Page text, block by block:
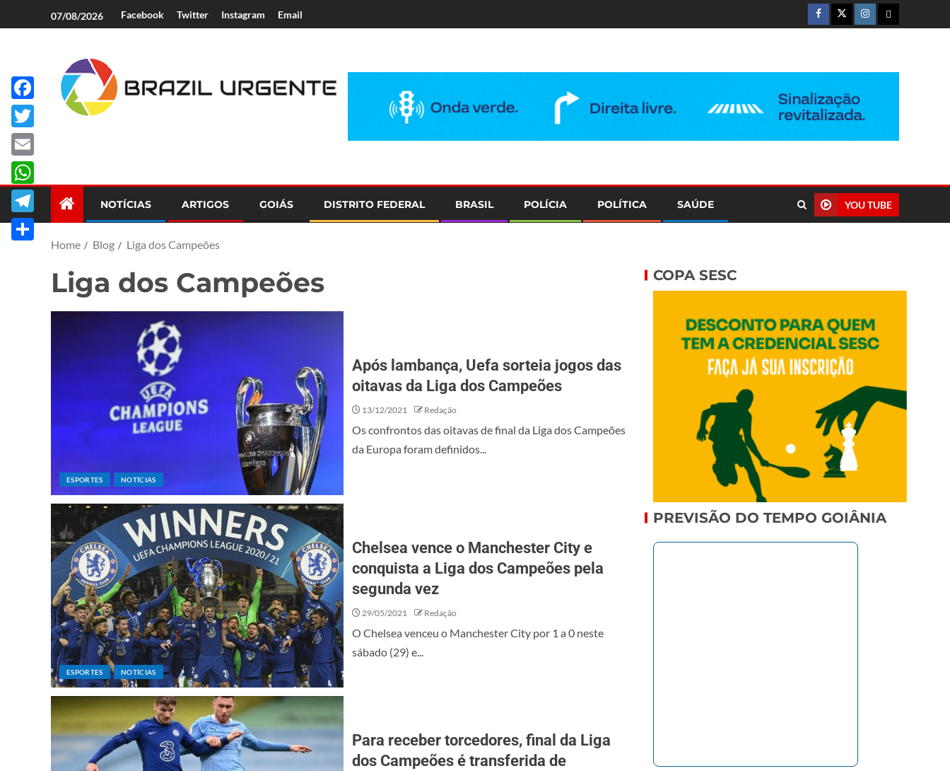
07/08/2026 Facebook Twitter Instagram Email
NOTÍCIAS ARTIGOS GOIÁS DISTRITO FEDERAL BRASIL POLÍCIA POLÍTICA SAÚDE YOU TUBE
Home Blog Liga dos Campeões
Liga dos Campeões
ESPORTES NOTÍCIAS
Após lambança, Uefa sorteia jogos das
oitavas da Liga dos Campeões
13/12/2021 Redação
Os confrontos das oitavas de final da Liga dos Campeões
da Europa foram definidos...
ESPORTES NOTÍCIAS
Chelsea vence o Manchester City e
conquista a Liga dos Campeões pela
segunda vez
29/05/2021 Redação
O Chelsea venceu o Manchester City por 1 a 0 neste
sábado (29) e...
Para receber torcedores, final da Liga
dos Campeões é transferida de
Facebook
Twitter
Email
WhatsApp
Telegram
COPA SESC
PREVISÃO DO TEMPO GOIÂNIA